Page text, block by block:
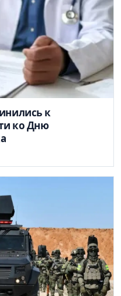
к
ко Дню